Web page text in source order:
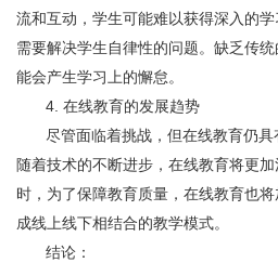
流和互动，学生可能难以获得深入的
需要解决学生自律性的问题。缺乏传
能会产生学习上的懈怠。
4. 在线教育的发展趋势
尽管面临着挑战，但在线教育仍具
随着技术的不断进步，在线教育将更
时，为了保障教育质量，在线教育也
成线上线下相结合的教学模式。
结论：